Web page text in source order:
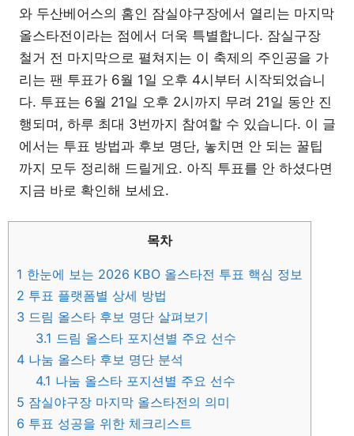
와 두산베어스의 홈인 잠실야구장에서 열리는 마지막
올스타전이라는 점에서 더욱 특별합니다. 잠실구장
철거 전 마지막으로 펼쳐지는 이 축제의 주인공을 가
리는 팬 투표가 6월 1일 오후 4시부터 시작되었습니
다. 투표는 6월 21일 오후 2시까지 무려 21일 동안 진
행되며, 하루 최대 3번까지 참여할 수 있습니다. 이 글
에서는 투표 방법과 후보 명단, 놓치면 안 되는 꿀팁
까지 모두 정리해 드릴게요. 아직 투표를 안 하셨다면
지금 바로 확인해 보세요.
목차
1 한눈에 보는 2026 KBO 올스타전 투표 핵심 정보
2 투표 플랫폼별 상세 방법
3 드림 올스타 후보 명단 살펴보기
3.1 드림 올스타 포지션별 주요 선수
4 나눔 올스타 후보 명단 분석
4.1 나눔 올스타 포지션별 주요 선수
5 잠실야구장 마지막 올스타전의 의미
6 투표 성공을 위한 체크리스트